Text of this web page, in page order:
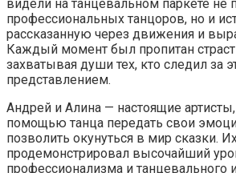
видели на танцевальном паркете не
профессиональных танцоров, но и
рассказанную через движения и
Каждый момент был пропитан
захватывая души тех, кто следил за
представлением.
Андрей и Алина — настоящие
помощью танца передать свои
позволить окунуться в мир сказки.
продемонстрировал высочайший
профессионализма и танцевального